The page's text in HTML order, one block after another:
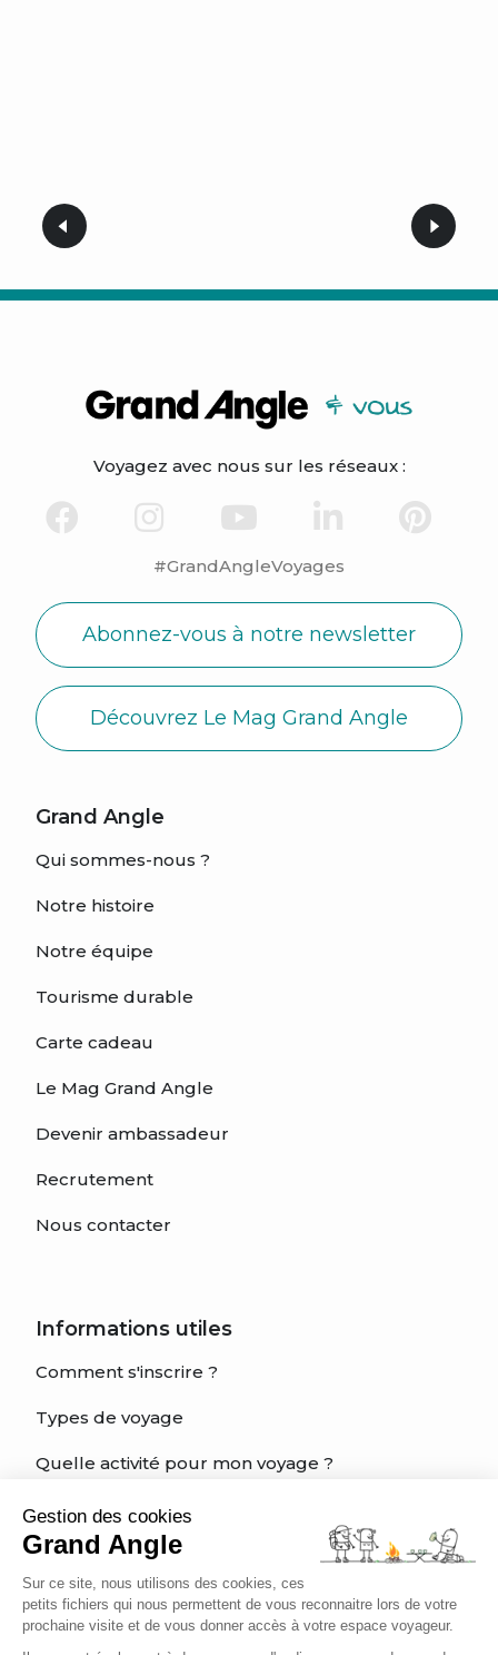
Gestion des cookies
Grand Angle
Sur ce site, nous utilisons des cookies, ces
petits fichiers qui nous permettent de vous reconnaitre lors de votre
prochaine visite et de vous donner accès à votre espace voyageur.
Voyagez avec nous sur les réseaux :
#GrandAngleVoyages
Abonnez-vous à notre newsletter
Découvrez Le Mag Grand Angle
Grand Angle
Qui sommes-nous ?
Notre histoire
Notre équipe
Tourisme durable
Carte cadeau
Le Mag Grand Angle
Devenir ambassadeur
Recrutement
Nous contacter
Informations utiles
Comment s'inscrire ?
Types de voyage
Quelle activité pour mon voyage ?
Quel est mon niveau?
Charte éthique du voyageur
Être bien assuré